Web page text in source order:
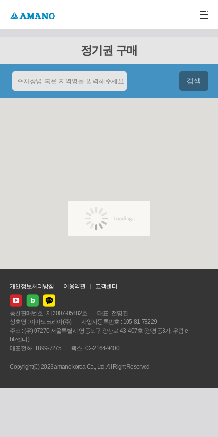
정기권 구매
개인정보처리방침 이용약관 고객센터
통신판매번호 : 제 2007-05882호
대표 : 전명진
상호명 : 아마노코리아(주)
사업자등록번호 : 105-81-78229
주소 : (우) 07270 서울특별시 영등포구 양산로 43, 407호 (양평동3가, 우림 e-
biz센터)
대표전화 : 1899-7275
팩스 : 02-2164-9400
Copyright(C) 2023 amano korea Co., Ltd. All Right Reserved